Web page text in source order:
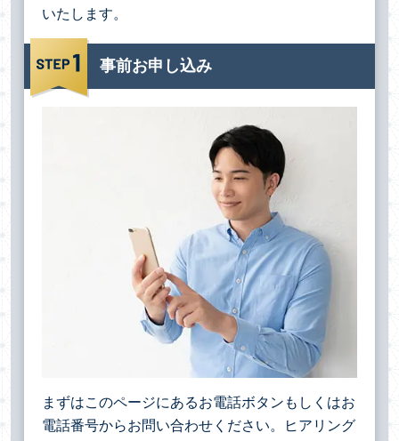
いたします。
事前お申し込み
まずはこのページにあるお電話ボタンもしくはお
電話番号からお問い合わせください。ヒアリング